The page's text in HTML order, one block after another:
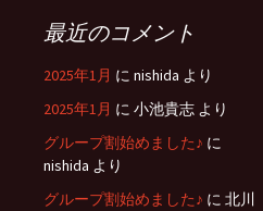
最近のコメント
2025年1月 に nishida より
2025年1月 に 小池貴志 より
グループ割始めました♪ に
nishida より
グループ割始めました♪ に 北川